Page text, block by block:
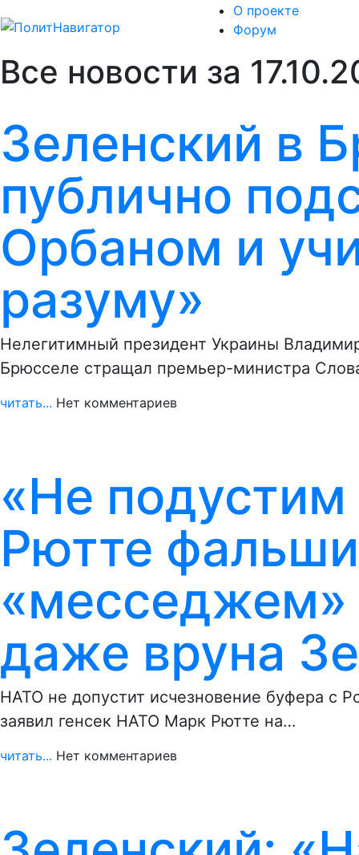
О проекте
Форум
Все новости за
Зеленский в
публично
Орбаном и
разуму»
Нелегитимный президент Украины
Брюсселе стращал премьер-министра
читать... Нет комментариев
«Не
Рютте
«месседжем»
даже вруна
НАТО не допустит исчезновение буфера с
заявил генсек НАТО Марк Рютте на…
читать... Нет комментариев